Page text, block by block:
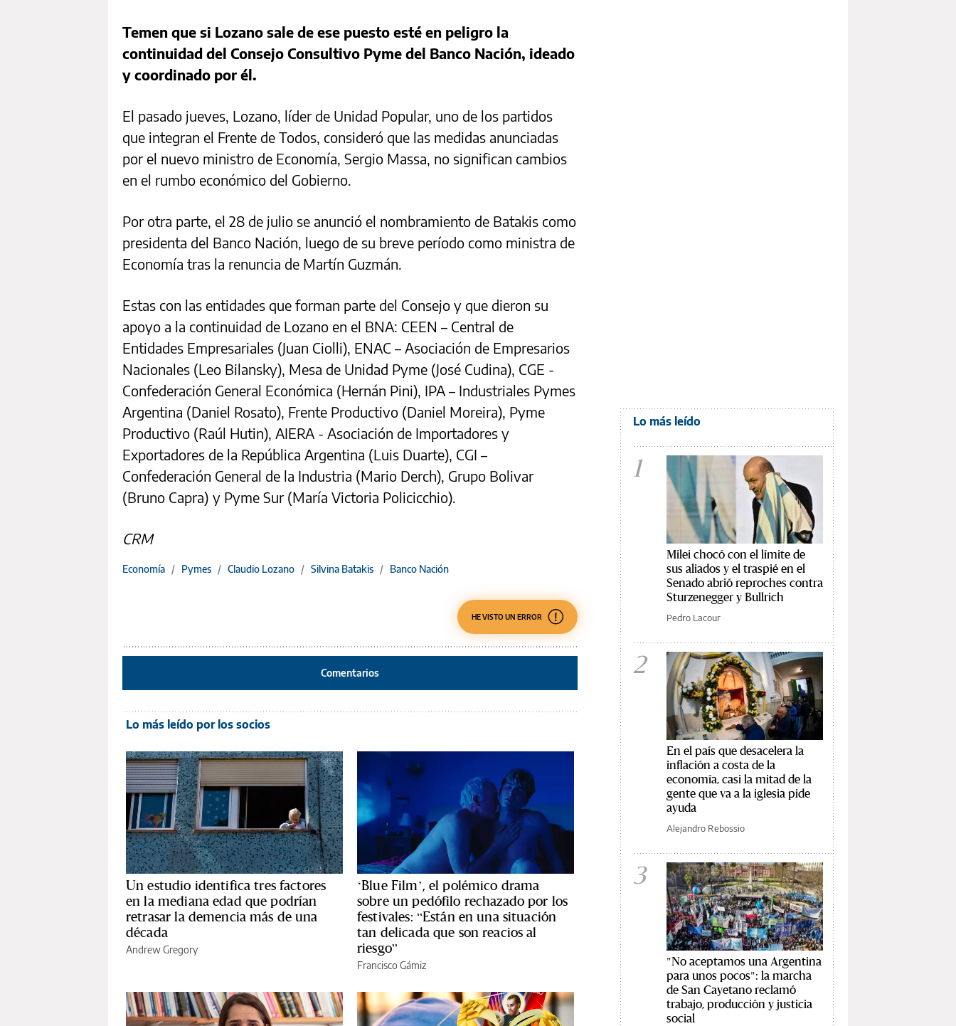
Temen que si Lozano sale de ese puesto esté en peligro la
continuidad del Consejo Consultivo Pyme del Banco Nación, ideado
y coordinado por él.
El pasado jueves, Lozano, líder de Unidad Popular, uno de los partidos
que integran el Frente de Todos, consideró que las medidas anunciadas
por el nuevo ministro de Economía, Sergio Massa, no significan cambios
en el rumbo económico del Gobierno.
Por otra parte, el 28 de julio se anunció el nombramiento de Batakis como
presidenta del Banco Nación, luego de su breve período como ministra de
Economía tras la renuncia de Martín Guzmán.
Estas con las entidades que forman parte del Consejo y que dieron su
apoyo a la continuidad de Lozano en el BNA: CEEN – Central de
Entidades Empresariales (Juan Ciolli), ENAC – Asociación de Empresarios
Nacionales (Leo Bilansky), Mesa de Unidad Pyme (José Cudina), CGE -
Confederación General Económica (Hernán Pini), IPA – Industriales Pymes
Argentina (Daniel Rosato), Frente Productivo (Daniel Moreira), Pyme
Productivo (Raúl Hutin), AIERA - Asociación de Importadores y
Exportadores de la República Argentina (Luis Duarte), CGI –
Confederación General de la Industria (Mario Derch), Grupo Bolivar
(Bruno Capra) y Pyme Sur (María Victoria Policicchio).
CRM
Economía / Pymes / Claudio Lozano / Silvina Batakis / Banco Nación
HE VISTO UN ERROR
Comentarios
Lo más leído por los socios
Un estudio identifica tres factores
en la mediana edad que podrían
retrasar la demencia más de una
década
Andrew Gregory
‘Blue Film’, el polémico drama
sobre un pedófilo rechazado por los
festivales: “Están en una situación
tan delicada que son reacios al
riesgo”
Francisco Gámiz
Lo más leído
1
Milei chocó con el límite de
sus aliados y el traspié en el
Senado abrió reproches contra
Sturzenegger y Bullrich
Pedro Lacour
2
En el país que desacelera la
inflación a costa de la
economía, casi la mitad de la
gente que va a la iglesia pide
ayuda
Alejandro Rebossio
3
"No aceptamos una Argentina
para unos pocos": la marcha
de San Cayetano reclamó
trabajo, producción y justicia
social